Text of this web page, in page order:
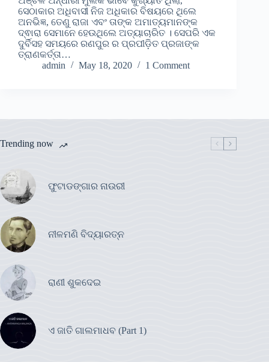
ସେଠାକାର ଅଧିବାସୀ ନିଜ ଅଧିକାର ବିଷୟରେ ଥିଲେ
ଅନଭିଜ୍ଞ, ତେଣୁ ରାଜା ଏବଂ ତାଙ୍କ ଅମାତ୍ୟମାନଙ୍କ
ଦ୍ଵାରା ସେମାନେ ହେଉଥିଲେ ଅତ୍ୟାଚାରିତ । ସେପରି ଏକ
ଦୁର୍ବିସହ ସମୟରେ ରଣପୁର ର ପ୍ରପୀଡ଼ିତ ପ୍ରଜାଙ୍କ
ତ୍ରାଣକର୍ତ୍ତା…
admin
May 18, 2020 1 Comment
Trending now
ଫୁଟାଡଙ୍ଗାର ନାଉରୀ
ନୀଳମଣି ବିଦ୍ୟାରତ୍ନ
ରାଣୀ ଶୁକଦେଇ
ଏ ଜାତି ଗାଲମାଧବ (Part 1)